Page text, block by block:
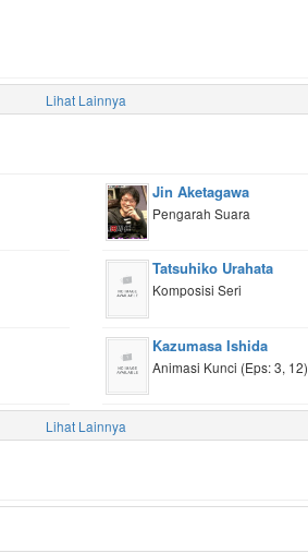
Lihat Lainnya
Jin Aketagawa
Pengarah Suara
Tatsuhiko Urahata
Komposisi Seri
Kazumasa Ishida
Animasi Kunci (Eps: 3, 12)
Lihat Lainnya